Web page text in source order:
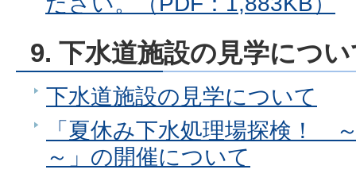
9. 下水道施設の見学につ
下水道施設の見学について
「夏休み下水処理場探検！
～」の開催について